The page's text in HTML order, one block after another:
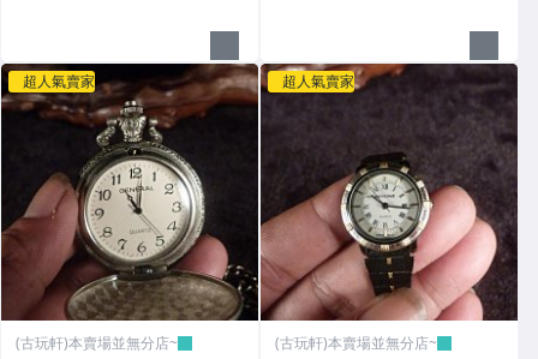
超人氣賣家
(古玩軒)本賣場並無分店~
超人氣賣家
(古玩軒)本賣場並無分店~